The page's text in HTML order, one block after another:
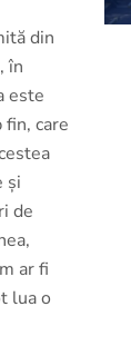
din
în
este
care
și
de
ar fi
lua o